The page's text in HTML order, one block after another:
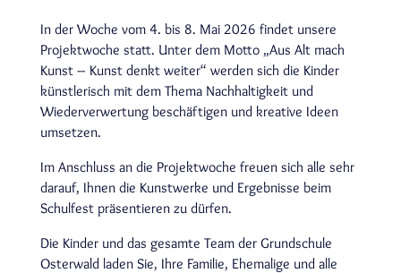
In der Woche vom 4. bis 8. Mai 2026 findet unsere
Projektwoche statt. Unter dem Motto „Aus Alt mach
Kunst – Kunst denkt weiter“ werden sich die Kinder
künstlerisch mit dem Thema Nachhaltigkeit und
Wiederverwertung beschäftigen und kreative Ideen
umsetzen.
Im Anschluss an die Projektwoche freuen sich alle sehr
darauf, Ihnen die Kunstwerke und Ergebnisse beim
Schulfest präsentieren zu dürfen.
Die Kinder und das gesamte Team der Grundschule
Osterwald laden Sie, Ihre Familie, Ehemalige und alle